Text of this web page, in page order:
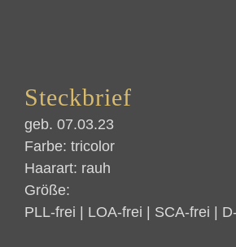
Steckbrief
geb. 07.03.23
Farbe: tricolor
Haarart: rauh
Größe:
PLL-frei | LOA-frei | SCA-frei |